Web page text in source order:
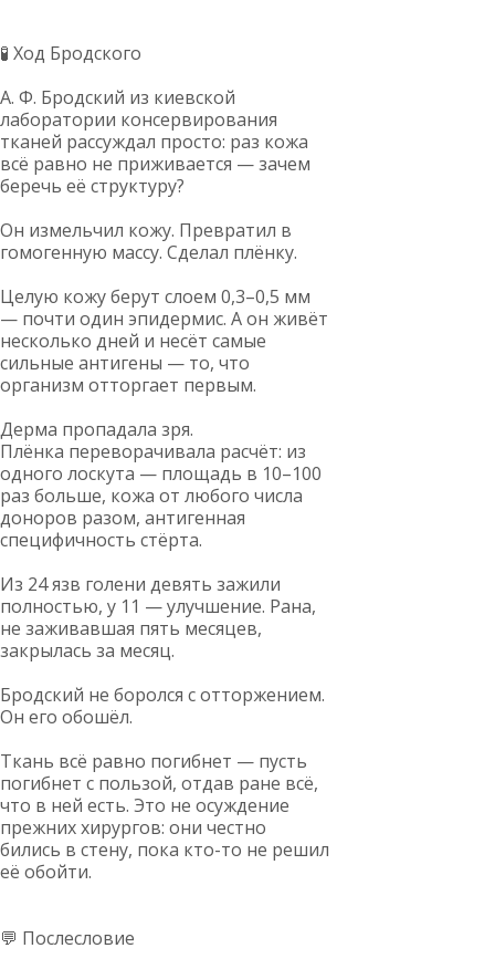
🧪 Ход Бродского
А. Ф. Бродский из киевской
лаборатории консервирования
тканей рассуждал просто: раз кожа
всё равно не приживается — зачем
беречь её структуру?
Он измельчил кожу. Превратил в
гомогенную массу. Сделал плёнку.
Целую кожу берут слоем 0,3–0,5 мм
— почти один эпидермис. А он живёт
несколько дней и несёт самые
сильные антигены — то, что
организм отторгает первым.
Дерма пропадала зря.
Плёнка переворачивала расчёт: из
одного лоскута — площадь в 10–100
раз больше, кожа от любого числа
доноров разом, антигенная
специфичность стёрта.
Из 24 язв голени девять зажили
полностью, у 11 — улучшение. Рана,
не заживавшая пять месяцев,
закрылась за месяц.
Бродский не боролся с отторжением.
Он его обошёл.
Ткань всё равно погибнет — пусть
погибнет с пользой, отдав ране всё,
что в ней есть. Это не осуждение
прежних хирургов: они честно
бились в стену, пока кто-то не решил
её обойти.
💬 Послесловие